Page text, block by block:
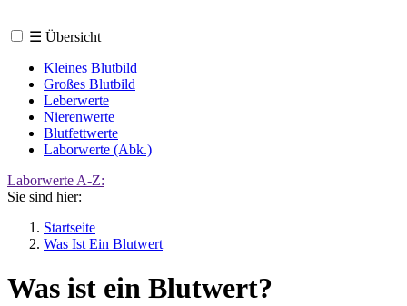
☰ Übersicht
Kleines Blutbild
Großes Blutbild
Leberwerte
Nierenwerte
Blutfettwerte
Laborwerte (Abk.)
Laborwerte A-Z:
Sie sind hier:
Startseite
Was Ist Ein Blutwert
Was ist ein Blutwert?